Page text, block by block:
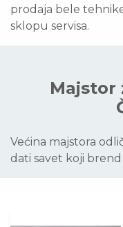
prodaja bele
sklopu servisa.
Majstor
Većina majstora
dati savet koji